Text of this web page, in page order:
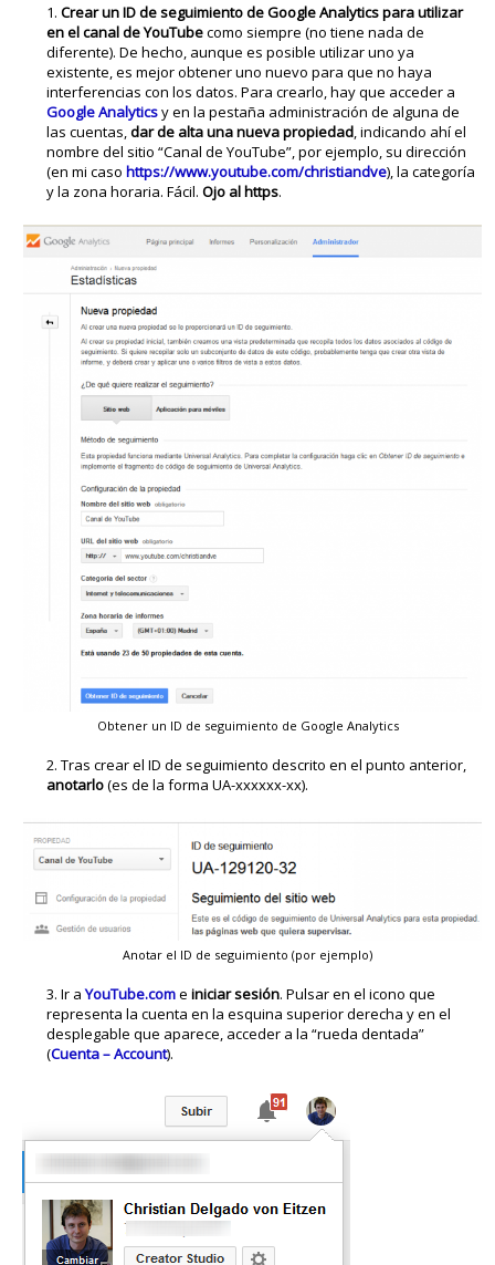
Crear un ID de seguimiento de Google Analytics para utilizar
en el canal de YouTubecomo siempre (no tiene nada de
diferente). De hecho, aunque es posible utilizar uno ya
existente, es mejor obtener uno nuevo para que no haya
interferencias con los datos. Para crearlo, hay que acceder a
Google Analyticsy en la pestaña administración de alguna de
las cuentas,dar de alta una nueva propiedad , indicando ahí el
nombre del sitio “Canal de YouTube”, por ejemplo, su dirección
(en mi casohttps://www.youtube.com/christiandve), la categoría
y la zona horaria. Fácil.Ojo al https.
Obtener un ID de seguimiento de Google Analytics
Tras crear el ID de seguimiento descrito en el punto anterior,
anotarlo(es de la forma UA-xxxxxx-xx).
Anotar el ID de seguimiento (por ejemplo)
Ir aYouTube.comeiniciar sesión. Pulsar en el icono que
representa la cuenta en la esquina superior derecha y en el
desplegable que aparece, acceder a la “rueda dentada”
(Cuenta – Account).